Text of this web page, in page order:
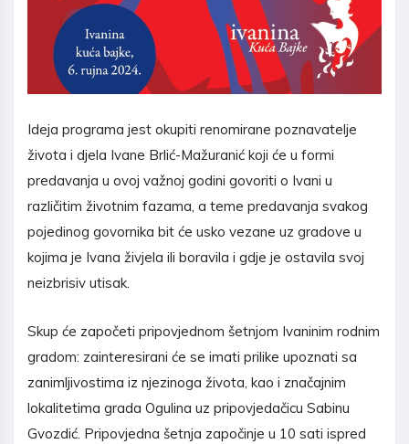
Ideja programa jest okupiti renomirane poznavatelje
života i djela Ivane Brlić-Mažuranić koji će u formi
predavanja u ovoj važnoj godini govoriti o Ivani u
različitim životnim fazama, a teme predavanja svakog
pojedinog govornika bit će usko vezane uz gradove u
kojima je Ivana živjela ili boravila i gdje je ostavila svoj
neizbrisiv utisak.
Skup će započeti pripovjednom šetnjom Ivaninim rodnim
gradom: zainteresirani će se imati prilike upoznati sa
zanimljivostima iz njezinoga života, kao i značajnim
lokalitetima grada Ogulina uz pripovjedačicu Sabinu
Gvozdić. Pripovjedna šetnja započinje u 10 sati ispred